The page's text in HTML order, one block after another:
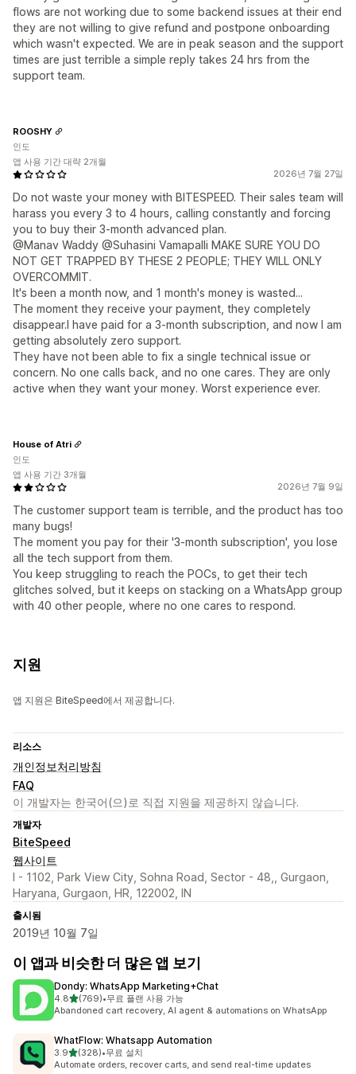
flows are not working due to some backend issues at their end
they are not willing to give refund and postpone onboarding
which wasn't expected. We are in peak season and the support
times are just terrible a simple reply takes 24 hrs from the
support team.
2026년 7월 27일
Do not waste your money with BITESPEED. Their sales team will
harass you every 3 to 4 hours, calling constantly and forcing
you to buy their 3-month advanced plan.
@Manav Waddy @Suhasini Vamapalli MAKE SURE YOU DO
NOT GET TRAPPED BY THESE 2 PEOPLE; THEY WILL ONLY
OVERCOMMIT.
It's been a month now, and 1 month's money is wasted...
The moment they receive your payment, they completely
disappear.I have paid for a 3-month subscription, and now I am
getting absolutely zero support.
They have not been able to fix a single technical issue or
concern. No one calls back, and no one cares. They are only
active when they want your money. Worst experience ever.
ROOSHY
인도
앱 사용 기간 대략 2개월
2026년 7월 9일
The customer support team is terrible, and the product has too
many bugs!
The moment you pay for their '3-month subscription', you lose
all the tech support from them.
You keep struggling to reach the POCs, to get their tech
glitches solved, but it keeps on stacking on a WhatsApp group
with 40 other people, where no one cares to respond.
House of Atri
인도
앱 사용 기간 3개월
지원
앱 지원은 BiteSpeed에서 제공합니다.
리소스
개인정보처리방침
FAQ
이 개발자는 한국어(으)로 직접 지원을 제공하지 않습니다.
개발자
BiteSpeed
웹사이트
I - 1102, Park View City, Sohna Road, Sector - 48,, Gurgaon,
Haryana, Gurgaon, HR, 122002, IN
출시됨
2019년 10월 7일
이 앱과 비슷한 더 많은 앱 보기
Dondy: WhatsApp Marketing+Chat
4.8별 5개 중
(769)
총 리뷰 769개
•무료 플랜 사용 가능
Abandoned cart recovery, AI agent & automations on WhatsApp
WhatFlow: Whatsapp Automation
3.9별 5개 중
(328)
총 리뷰 328개
•무료 설치
Automate orders, recover carts, and send real-time updates